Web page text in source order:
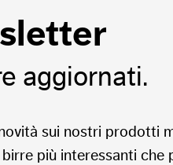
aggiornati.
sui nostri prodotti
più interessanti che